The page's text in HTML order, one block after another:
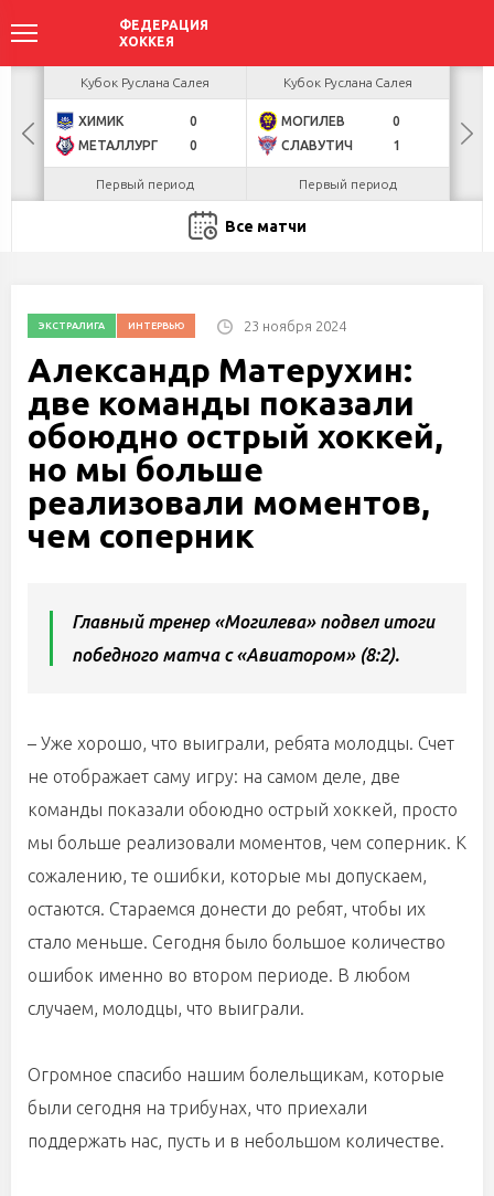
БУЛ
Кубок Руслана Салея
ХИМИК
0
МЕТАЛЛУРГ
0
Первый период
Кубок Руслана Салея
МОГИЛЕВ
0
СЛАВУТИЧ
1
Первый период
Все матчи
ЭКСТРАЛИГА ИНТЕРВЬЮ 23 ноября 2024
Александр Матерухин:
две команды показали
обоюдно острый хоккей,
но мы больше
реализовали моментов,
чем соперник
Главный тренер «Могилева» подвел итоги
победного матча с «Авиатором» (8:2).
– Уже хорошо, что выиграли, ребята молодцы. Счет
не отображает саму игру: на самом деле, две
команды показали обоюдно острый хоккей, просто
мы больше реализовали моментов, чем соперник. К
сожалению, те ошибки, которые мы допускаем,
остаются. Стараемся донести до ребят, чтобы их
стало меньше. Сегодня было большое количество
ошибок именно во втором периоде. В любом
случаем, молодцы, что выиграли.
Огромное спасибо нашим болельщикам, которые
были сегодня на трибунах, что приехали
поддержать нас, пусть и в небольшом количестве.